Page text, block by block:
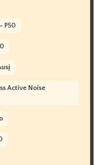
P50
Active Noise